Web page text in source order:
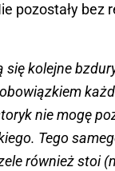
pozostały bez
się kolejne
nie mogę
Tego
również stoi